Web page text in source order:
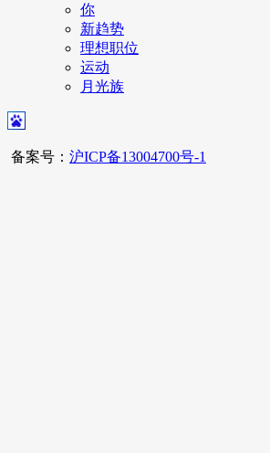
你
新趋势
理想职位
运动
月光族
备案号： 沪ICP备13004700号-1